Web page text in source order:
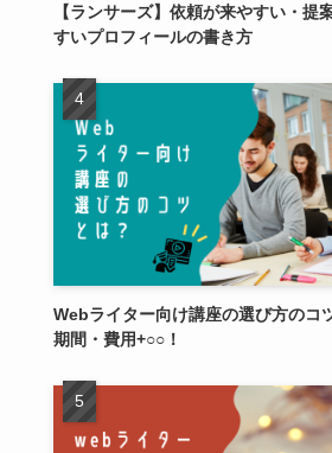
【ランサーズ】依頼が来やすい・提
すいプロフィールの書き方
Webライター向け講座の選び方のコ
期間・費用+○○！